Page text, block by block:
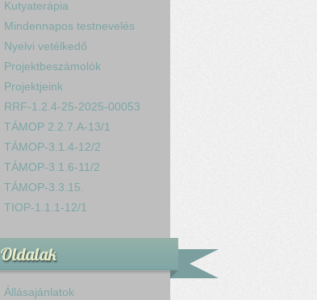
Kutyaterápia
Mindennapos testnevelés
Nyelvi vetélkedő
Projektbeszámolók
Projektjeink
RRF-1.2.4-25-2025-00053
TÁMOP 2.2.7.A-13/1
TÁMOP-3.1.4-12/2
TÁMOP-3.1.6-11/2
TÁMOP-3.3.15.
TIOP-1.1.1-12/1
Oldalak
Állásajánlatok